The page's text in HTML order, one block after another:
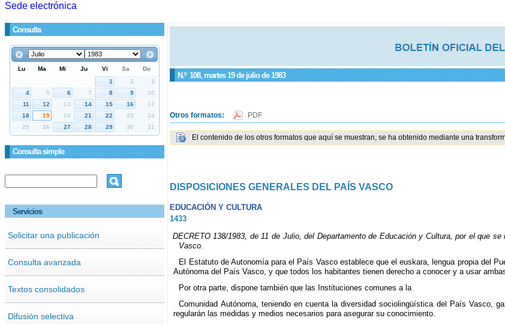
Sede electrónica
Consulta
Consulta simple
Servicios
Solicitar una publicación
Consulta avanzada
Textos consolidados
Difusión selectiva
N.º 108, martes 19 de julio de 1983
Otros formatos: PDF
El contenido de los otros formatos que aquí se muestran, se ha obtenido mediante una
DISPOSICIONES GENERALES DEL PAÍS VASCO
EDUCACIÓN Y CULTURA
1433
DECRETO 138/1983, de 11 de Julio, del Departamento de Educación y Cultura, por el que
Vasco.
El Estatuto de Autonomía para el País Vasco establece que el euskara, lengua propia del
Autónoma del País Vasco, y que todos los habitantes tienen derecho a conocer y a usar
Por otra parte, dispone también que las Instituciones comunes a la
Comunidad Autónoma, teniendo en cuenta la diversidad sociolingüística del País Vasco,
regularán las medidas y medios necesarios para asegurar su conocimiento.